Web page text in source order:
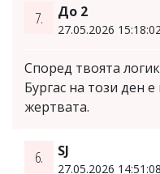
7. До 2
27.05.2026 15:18:02
Според твоята
Бургас на този ден
жертвата.
6. SJ
27.05.2026 14:51:08